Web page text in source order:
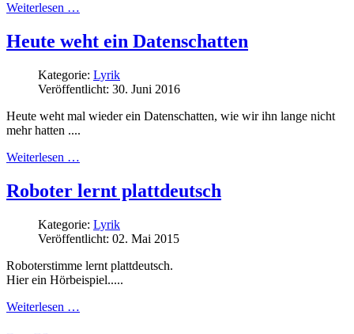
Weiterlesen …
Heute weht ein Datenschatten
Kategorie: Lyrik
Veröffentlicht: 30. Juni 2016
Heute weht mal wieder ein Datenschatten, wie wir ihn lange nicht
mehr hatten ....
Weiterlesen …
Roboter lernt plattdeutsch
Kategorie: Lyrik
Veröffentlicht: 02. Mai 2015
Roboterstimme lernt plattdeutsch.
Hier ein Hörbeispiel.....
Weiterlesen …